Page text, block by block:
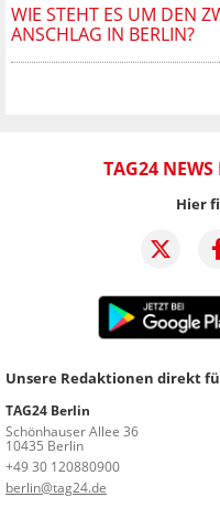
WIE STEHT ES UM DEN
ANSCHLAG IN BERLIN?
TAG24
Hier
Unsere Redaktionen direkt
TAG24 Berlin
Schönhauser Allee 36
10435 Berlin
+49 30 120880900
berlin@tag24.de